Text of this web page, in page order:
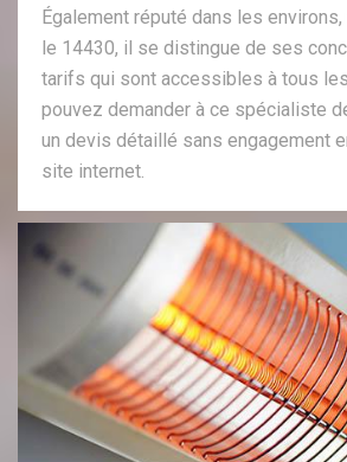
Également réputé dans les
le 14430, il se distingue de ses
tarifs qui sont accessibles à tous
pouvez demander à ce spécialiste
un devis détaillé sans engagement
site internet.